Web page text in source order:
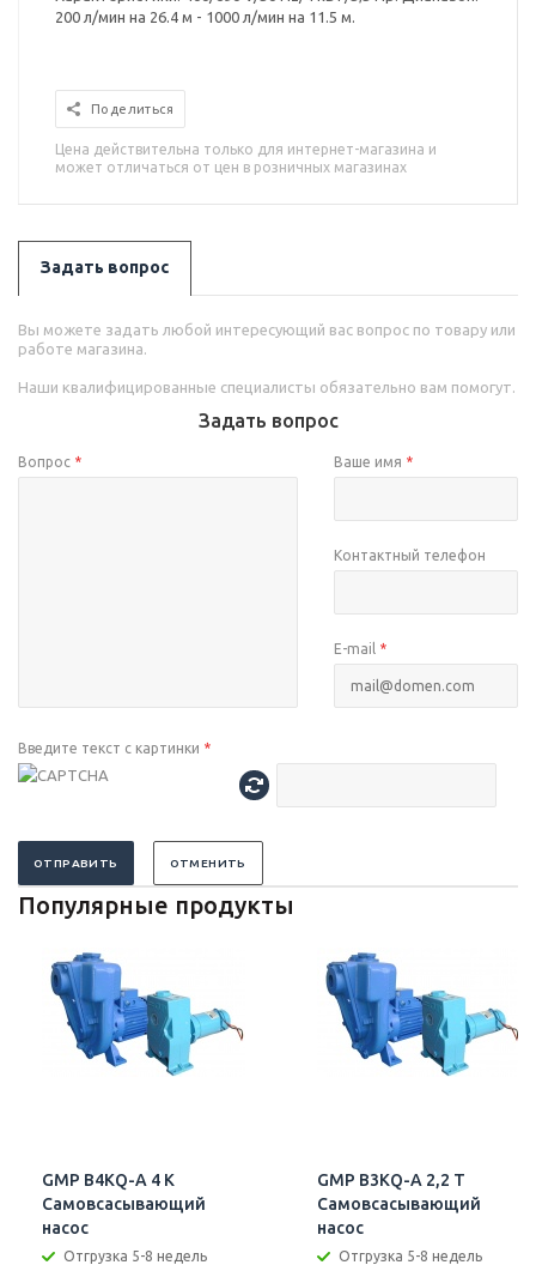
200 л/мин на 26.4 м - 1000 л/мин на 11.5 м.
Поделиться
Цена действительна только для интернет-магазина и
может отличаться от цен в розничных магазинах
Задать вопрос
Вы можете задать любой интересующий вас вопрос по товару или
работе магазина.
Наши квалифицированные специалисты обязательно вам помогут.
Задать вопрос
Вопрос * Ваше имя *
Контактный телефон
E-mail *
Введите текст с картинки *
ОТПРАВИТЬ ОТМЕНИТЬ
Популярные продукты
GMP B4KQ-A 4 K
Самовсасывающий
насос
Отгрузка 5-8 недель
GMP B3KQ-A 2,2 T
Самовсасывающий
насос
Отгрузка 5-8 недель